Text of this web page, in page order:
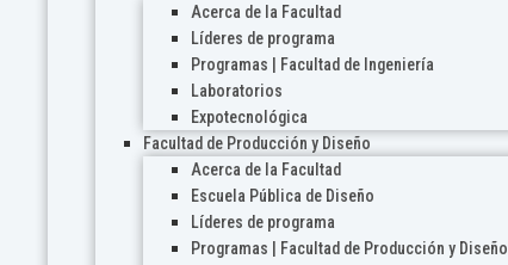
Acerca de la Facultad
Líderes de programa
Programas | Facultad de Ingeniería
Laboratorios
Expotecnológica
Facultad de Producción y Diseño
Acerca de la Facultad
Escuela Pública de Diseño
Líderes de programa
Programas | Facultad de Producción y Diseño